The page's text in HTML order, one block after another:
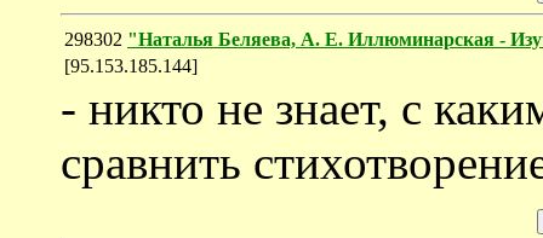
298302 "Наталья Беляева, А. Е. Иллюминарская -
[95.153.185.144]
- никто не знает, с
сравнить